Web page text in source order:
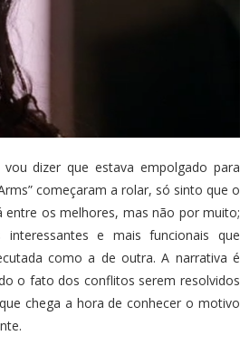
dizer que estava empolgado para
começaram a rolar, só sinto que o
entre os melhores, mas não por muito;
e mais funcionais que
como a de outra. A narrativa é
o fato dos conflitos serem resolvidos
chega a hora de conhecer o motivo